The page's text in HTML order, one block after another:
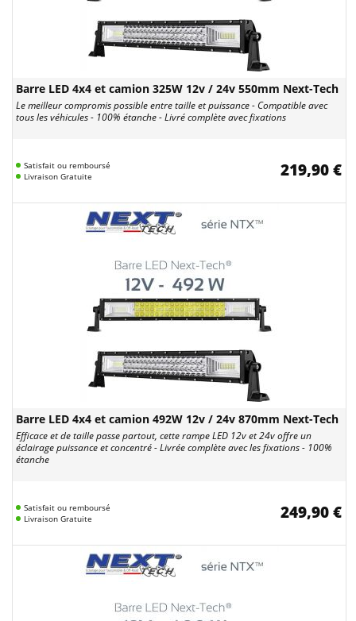
Barre LED 4x4 et camion 325W 12v / 24v 550mm Next-Tech
Le meilleur compromis possible entre taille et puissance - Compatible avec
tous les véhicules - 100% étanche - Livré complète avec fixations
Satisfait ou remboursé
Livraison Gratuite
219,90 €
Barre LED 4x4 et camion 492W 12v / 24v 870mm Next-Tech
Efficace et de taille passe partout, cette rampe LED 12v et 24v offre un
éclairage puissance et concentré - Livrée complète avec les fixations - 100%
étanche
Satisfait ou remboursé
Livraison Gratuite
249,90 €